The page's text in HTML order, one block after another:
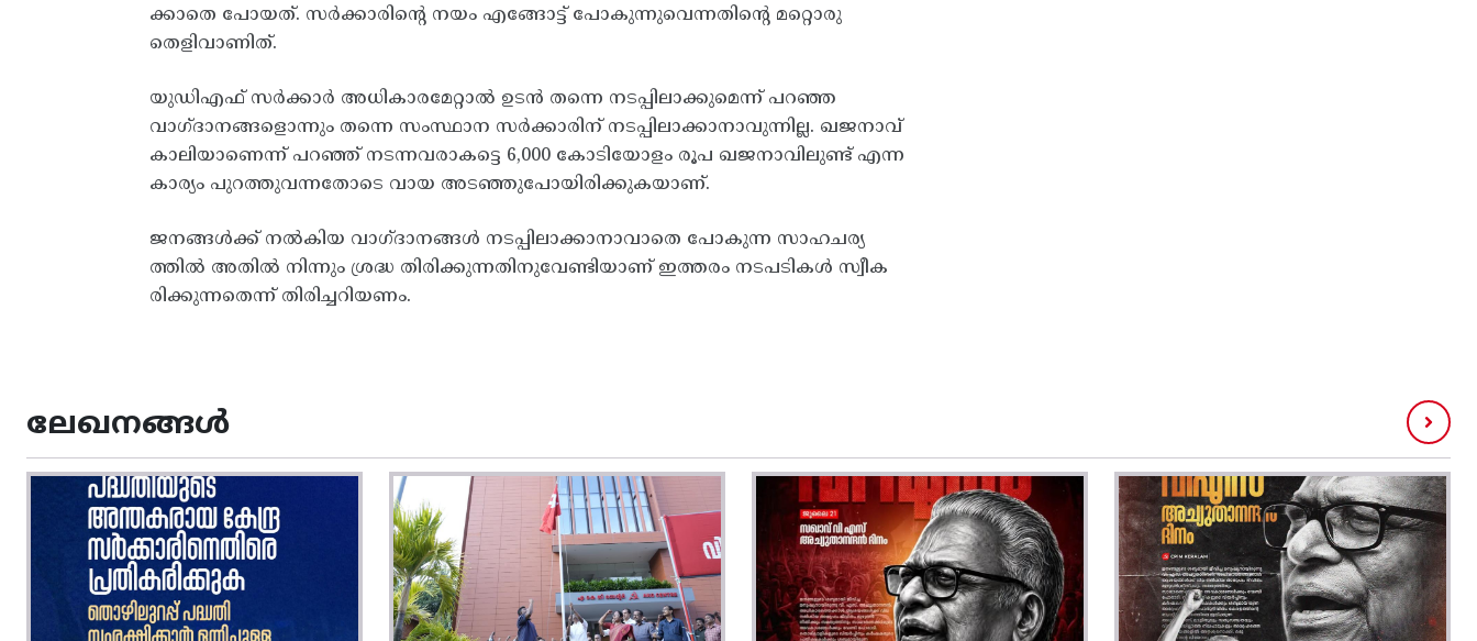
ക്കാതെ പോയത്‌. സര്‍ക്കാരിന്റെ നയം എങ്ങോട്ട്‌ പോകുന്നുവെന്നതിന്റെ മറ്റൊരു
തെളിവാണിത്‌.
യുഡിഎഫ്‌ സര്‍ക്കാര്‍ അധികാരമേറ്റാല്‍ ഉടന്‍ തന്നെ നടപ്പിലാക്കുമെന്ന്‌ പറഞ്ഞ
വാഗ്‌ദാനങ്ങളൊന്നും തന്നെ സംസ്ഥാന സര്‍ക്കാരിന്‌ നടപ്പിലാക്കാനാവുന്നില്ല. ഖജനാവ്‌
കാലിയാണെന്ന്‌ പറഞ്ഞ്‌ നടന്നവരാകട്ടെ 6,000 കോടിയോളം രൂപ ഖജനാവിലുണ്ട്‌ എന്ന
കാര്യം പുറത്തുവന്നതോടെ വായ അടഞ്ഞുപോയിരിക്കുകയാണ്‌.
ജനങ്ങള്‍ക്ക്‌ നല്‍കിയ വാഗ്‌ദാനങ്ങള്‍ നടപ്പിലാക്കാനാവാതെ പോകുന്ന സാഹചര്യ
ത്തില്‍ അതില്‍ നിന്നും ശ്രദ്ധ തിരിക്കുന്നതിനുവേണ്ടിയാണ്‌ ഇത്തരം നടപടികള്‍ സ്വീക
രിക്കുന്നതെന്ന്‌ തിരിച്ചറിയണം.
ലേഖനങ്ങൾ